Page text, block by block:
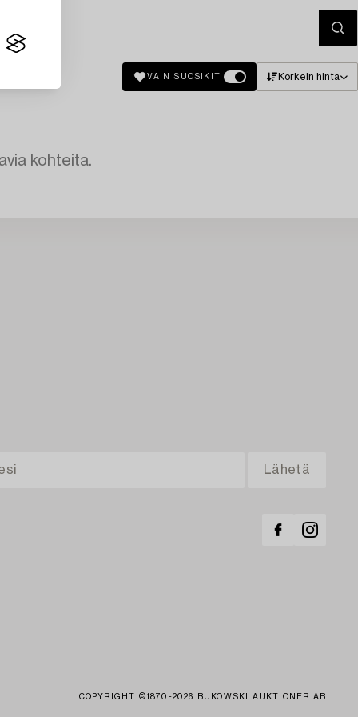
VAIN SUOSIKIT Korkein hinta
kohteita.
COPYRIGHT ©1870-2026 BUKOWSKI AUKTIONER AB